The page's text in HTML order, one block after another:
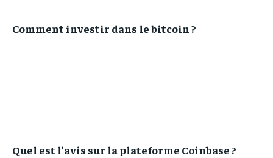
Comment investir dans le bitcoin ?
Quel est l’avis sur la plateforme Coinbase ?